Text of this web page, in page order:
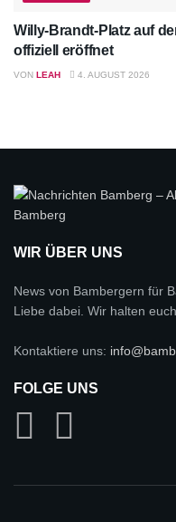
Willy-Brandt-Platz auf
offiziell eröffnet
VON LEAH 4. AUGUST 2026
WIR ÜBER UNS
News von Bambergern für
Liebe dabei. Wir halten
Kontaktiere uns:
FOLGE UNS